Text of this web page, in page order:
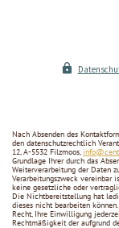
Nach Absenden des
den datenschutzrechtlich
12, A-5532 Filzmoos,
Grundlage Ihrer durch das
Weiterverarbeitung der Daten
Verarbeitungszweck vereinbar
keine gesetzliche oder
Die Nichtbereitstellung hat
dieses nicht bearbeiten
Recht, Ihre Einwilligung
Rechtmäßigkeit der aufgrund